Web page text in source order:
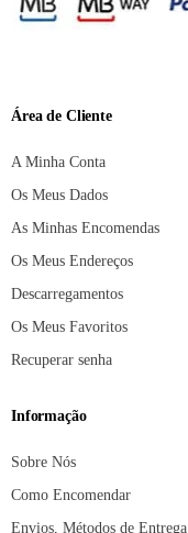
Área de Cliente
A Minha Conta
Os Meus Dados
As Minhas Encomendas
Os Meus Endereços
Descarregamentos
Os Meus Favoritos
Recuperar senha
Informação
Sobre Nós
Como Encomendar
Envios, Métodos de Entrega